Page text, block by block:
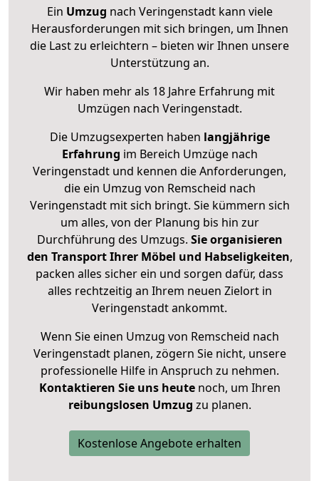
Ein Umzug nach Veringenstadt kann viele
Herausforderungen mit sich bringen, um Ihnen
die Last zu erleichtern – bieten wir Ihnen unsere
Unterstützung an.
Wir haben mehr als 18 Jahre Erfahrung mit
Umzügen nach Veringenstadt.
Die Umzugsexperten haben langjährige
Erfahrung im Bereich Umzüge nach
Veringenstadt und kennen die Anforderungen,
die ein Umzug von Remscheid nach
Veringenstadt mit sich bringt. Sie kümmern sich
um alles, von der Planung bis hin zur
Durchführung des Umzugs. Sie organisieren
den Transport Ihrer Möbel und Habseligkeiten,
packen alles sicher ein und sorgen dafür, dass
alles rechtzeitig an Ihrem neuen Zielort in
Veringenstadt ankommt.
Wenn Sie einen Umzug von Remscheid nach
Veringenstadt planen, zögern Sie nicht, unsere
professionelle Hilfe in Anspruch zu nehmen.
Kontaktieren Sie uns heutenoch, um Ihren
reibungslosen Umzug zu planen.
Kostenlose Angebote erhalten